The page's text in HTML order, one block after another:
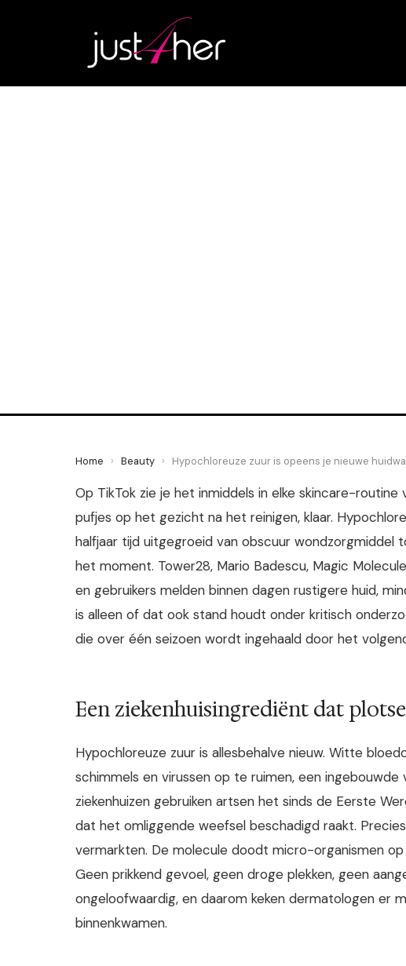
Home › Beauty › Hypochloreuze zuur is opeens je nieuwe
Op TikTok zie je het inmiddels in elke skincare-
pufjes op het gezicht na het reinigen, klaar.
halfjaar tijd uitgegroeid van obscuur
het moment. Tower28, Mario Badescu, Magic
en gebruikers melden binnen dagen rustigere huid,
is alleen of dat ook stand houdt onder kritisch
die over één seizoen wordt ingehaald door het
Een ziekenhuisingrediënt dat
Hypochloreuze zuur is allesbehalve nieuw. Witte
schimmels en virussen op te ruimen, een ingebouwde
ziekenhuizen gebruiken artsen het sinds de Eerste
dat het omliggende weefsel beschadigd raakt.
vermarkten. De molecule doodt micro-organismen
Geen prikkend gevoel, geen droge plekken, geen
ongeloofwaardig, en daarom keken dermatologen er
binnenkwamen.